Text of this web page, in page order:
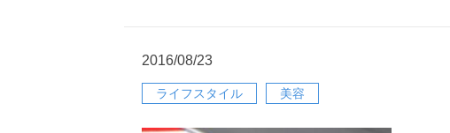
2016/08/23
ライフスタイル 美容